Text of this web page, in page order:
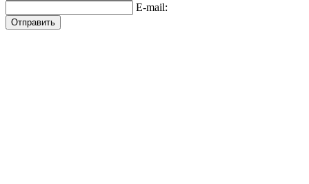
E-mail:
Отправить